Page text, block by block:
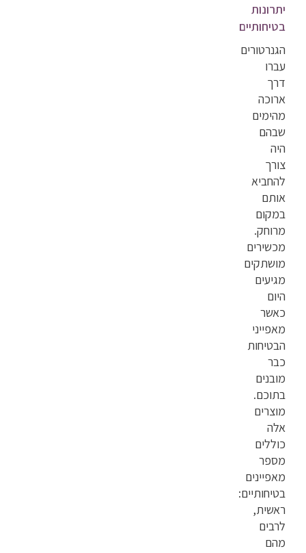
יתרונות
בטיחותיים
הגנרטורים
עברו
דרך
ארוכה
מהימים
שבהם
היה
צורך
להחביא
אותם
במקום
מרוחק.
מכשירים
מושתקים
מגיעים
היום
כאשר
מאפייני
הבטיחות
כבר
מובנים
בתוכם.
מוצרים
אלה
כוללים
מספר
מאפיינים
בטיחותיים:
ראשית,
לרבים
מהם